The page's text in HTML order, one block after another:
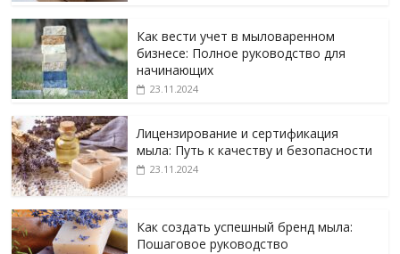
Как вести учет в мыловаренном
бизнесе: Полное руководство для
начинающих
23.11.2024
Лицензирование и сертификация
мыла: Путь к качеству и безопасности
23.11.2024
Как создать успешный бренд мыла:
Пошаговое руководство